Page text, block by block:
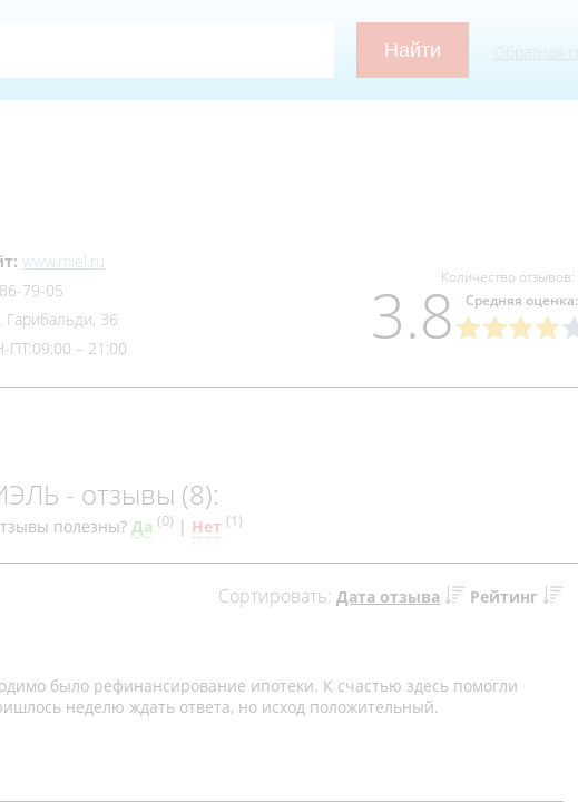
Количество отзывов:
Средняя оценка:
3.8
www.miel.ru
79-05
Гарибальди, 36
ПТ:09:00 – 21:00
- отзывы (8):
полезны? Да (0) | Нет (1)
Сортировать: Дата отзыва Рейтинг
было рефинансирование ипотеки. К счастью здесь помогли
неделю ждать ответа, но исход положительный.